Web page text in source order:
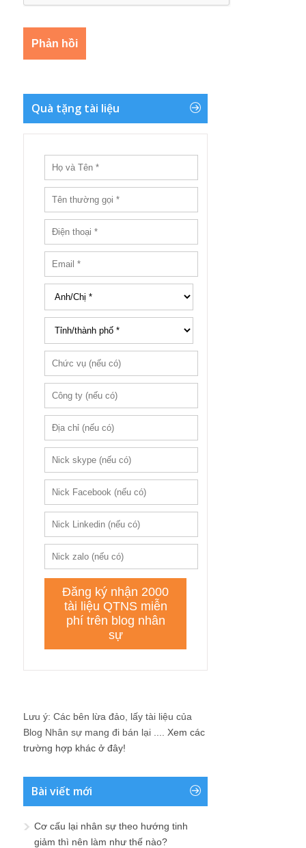
Quà tặng tài liệu
Lưu ý: Các bên lừa đảo, lấy tài liệu của
Blog Nhân sự mang đi bán lại .... Xem các
trường hợp khác ở đây!
Bài viết mới
Cơ cấu lại nhân sự theo hướng tinh
giảm thì nên làm như thế nào?